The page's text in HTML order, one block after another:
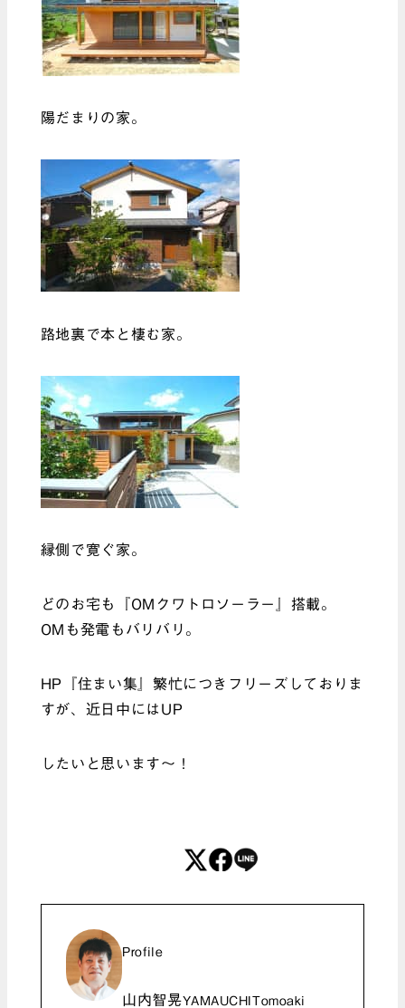
陽だまりの家。
路地裏で本と棲む家。
縁側で寛ぐ家。
どのお宅も『OMクワトロソーラー』搭載。
OMも発電もバリバリ。
HP『住まい集』繁忙につきフリーズしておりま
すが、近日中にはUP
したいと思います～！
Profile
山内智晃YAMAUCHITomoaki